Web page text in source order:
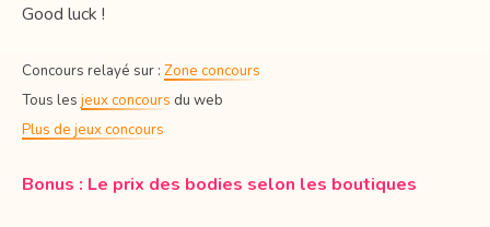
Good luck !
Concours relayé sur : Zone concours
Tous les jeux concours du web
Plus de jeux concours
Bonus : Le prix des bodies selon les boutiques